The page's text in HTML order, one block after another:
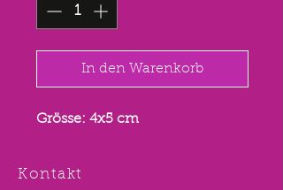
In den Warenkorb
Grösse: 4x5 cm
Kontakt